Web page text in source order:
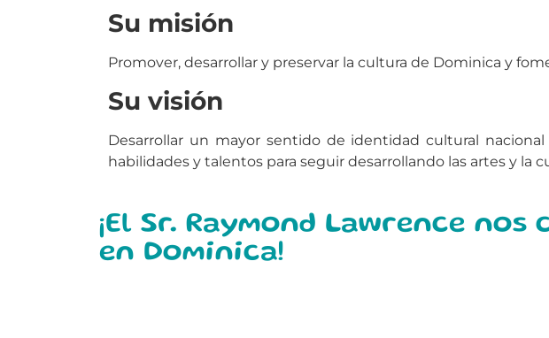
Su misión
Promover, desarrollar y preservar la cultura de Dominica y
Su visión
Desarrollar un mayor sentido de identidad cultural
habilidades y talentos para seguir desarrollando las artes y la
¡El Sr. Raymond Lawrence
en Dominica!